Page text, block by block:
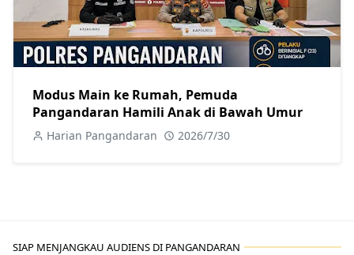
Modus Main ke Rumah, Pemuda
Pangandaran Hamili Anak di Bawah Umur
Harian Pangandaran 2026/7/30
SIAP MENJANGKAU AUDIENS DI PANGANDARAN